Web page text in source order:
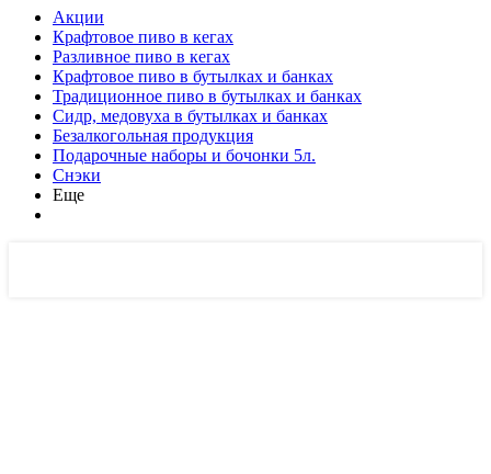
Акции
Крафтовое пиво в кегах
Разливное пиво в кегах
Крафтовое пиво в бутылках и банках
Традиционное пиво в бутылках и банках
Сидр, медовуха в бутылках и банках
Безалкогольная продукция
Подарочные наборы и бочонки 5л.
Снэки
Еще